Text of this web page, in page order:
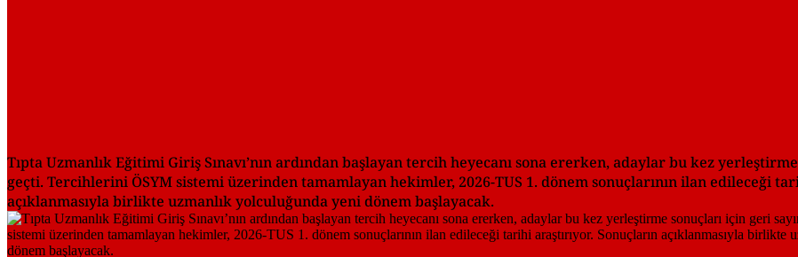
Tıpta Uzmanlık Eğitimi Giriş Sınavı’nın ardından başlayan tercih heyecanı sona ererken, adaylar bu kez
geçti. Tercihlerini ÖSYM sistemi üzerinden tamamlayan hekimler, 2026-TUS 1. dönem sonuçlarının ilan edileceği
açıklanmasıyla birlikte uzmanlık yolculuğunda yeni dönem başlayacak.